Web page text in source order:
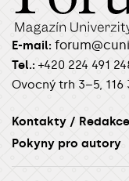
E-mail:
Tel.: +420 224 491
Ovocný trh 3–5, 116
Kontakty / Redakce
Pokyny pro autory